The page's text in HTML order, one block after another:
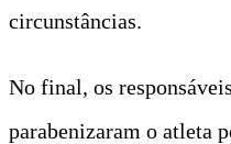
circunstâncias.
No final, os
parabenizaram o atleta